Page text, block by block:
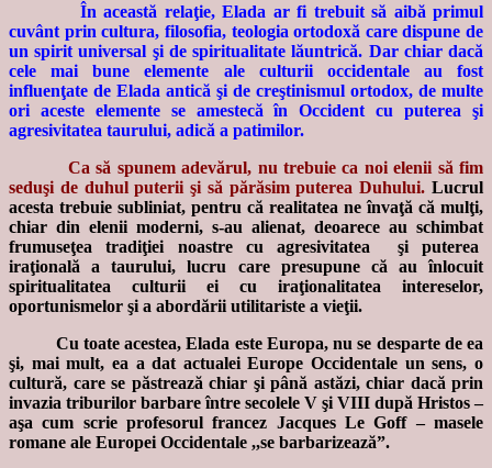
În această relaţie, Elada ar fi trebuit să aibă primul
cuvânt prin cultura, filosofia, teologia ortodoxă care dispune de
un spirit universal şi de spiritualitate lăuntrică. Dar chiar dacă
cele mai bune elemente ale culturii occidentale au fost
influenţate de Elada antică şi de creştinismul ortodox, de multe
ori aceste elemente se amestecă în Occident cu puterea şi
agresivitatea taurului, adică a patimilor.
Ca să spunem adevărul, nu trebuie ca noi elenii să fim
seduşi de duhul puterii şi să părăsim puterea Duhului. Lucrul
acesta trebuie subliniat, pentru că realitatea ne învaţă că mulţi,
chiar din elenii moderni, s-au alienat, deoarece au schimbat
frumuseţea tradiţiei noastre cu agresivitatea şi puterea
iraţională a taurului, lucru care presupune că au înlocuit
spiritualitatea culturii ei cu iraţionalitatea intereselor,
oportunismelor şi a abordării utilitariste a vieţii.
Cu toate acestea, Elada este Europa, nu se desparte de ea
şi, mai mult, ea a dat actualei Europe Occidentale un sens, o
cultură, care se păstrează chiar şi până astăzi, chiar dacă prin
invazia triburilor barbare între secolele V şi VIII după Hristos –
aşa cum scrie profesorul francez Jacques Le Goff – masele
romane ale Europei Occidentale ,,se barbarizează”.